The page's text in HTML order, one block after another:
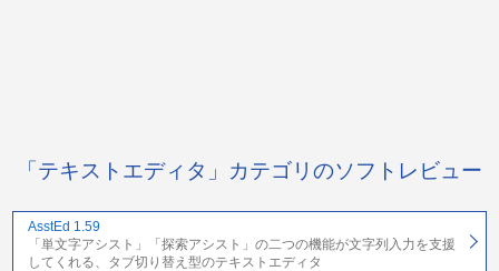
「テキストエディタ」カテゴリのソフトレビュー
AsstEd 1.59
「単文字アシスト」「探索アシスト」の二つの機能が文字列入力を支援
してくれる、タブ切り替え型のテキストエディタ